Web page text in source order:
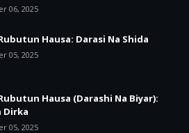
06, 2025
Hausa: Darasi Na Shida
05, 2025
Hausa (Darashi Na Biyar):
Dirka
05, 2025